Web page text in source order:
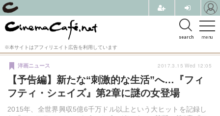
menu
search
※本サイトはアフィリエイト広告を利用しています
【予告編】新たな“刺激的な生活”へ…『フィ
フティ・シェイズ』第2章に謎の女登場
2015年、全世界興収5億6千万ドル以上という大ヒットを記録し
洋画ニュース 2017.3.15 Wed 12:05